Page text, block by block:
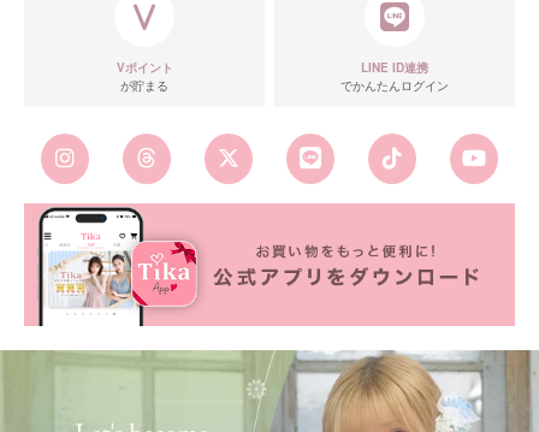
Vポイント
が貯まる
LINE ID連携
でかんたんログイン